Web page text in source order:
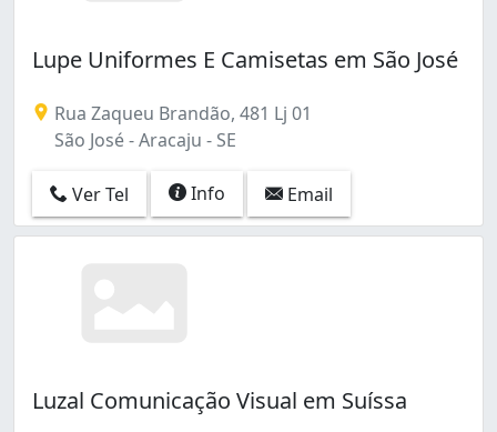
Lupe Uniformes E Camisetas em São José
Rua Zaqueu Brandão, 481 Lj 01
São José - Aracaju - SE
Ver Tel Info Email
Luzal Comunicação Visual em Suíssa